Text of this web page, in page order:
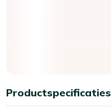
Productspecificaties